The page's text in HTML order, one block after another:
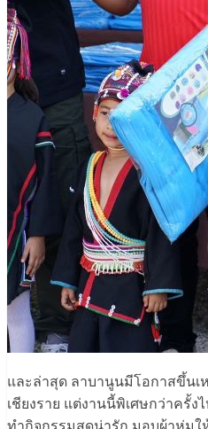
และล่าสุด ลาบานูนมีโอกาสขึ้นเ
เชียงราย แต่งานนี้พิเศษกว่าครั้ง